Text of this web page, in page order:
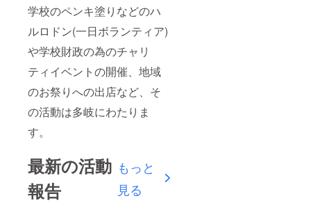
学校のペンキ塗りなどのハ
ルロドン(一日ボランティア)
や学校財政の為のチャリ
ティイベントの開催、地域
のお祭りへの出店など、そ
の活動は多岐にわたりま
す。
最新の活動
報告
もっと
見る